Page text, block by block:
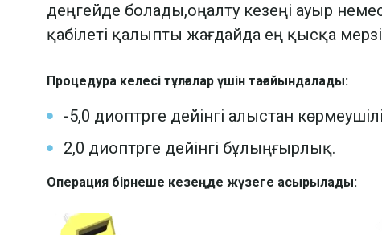
деңгейде болады,оңалту кезеңі ауыр
қабілеті қалыпты жағдайда ең қысқа
Процедура келесі тұлғалар үшін тағайындалады:
-5,0 диоптрге дейінгі алыстан
2,0 диоптрге дейінгі бұлыңғырлық.
Операция бірнеше кезеңде жүзеге асырылады: